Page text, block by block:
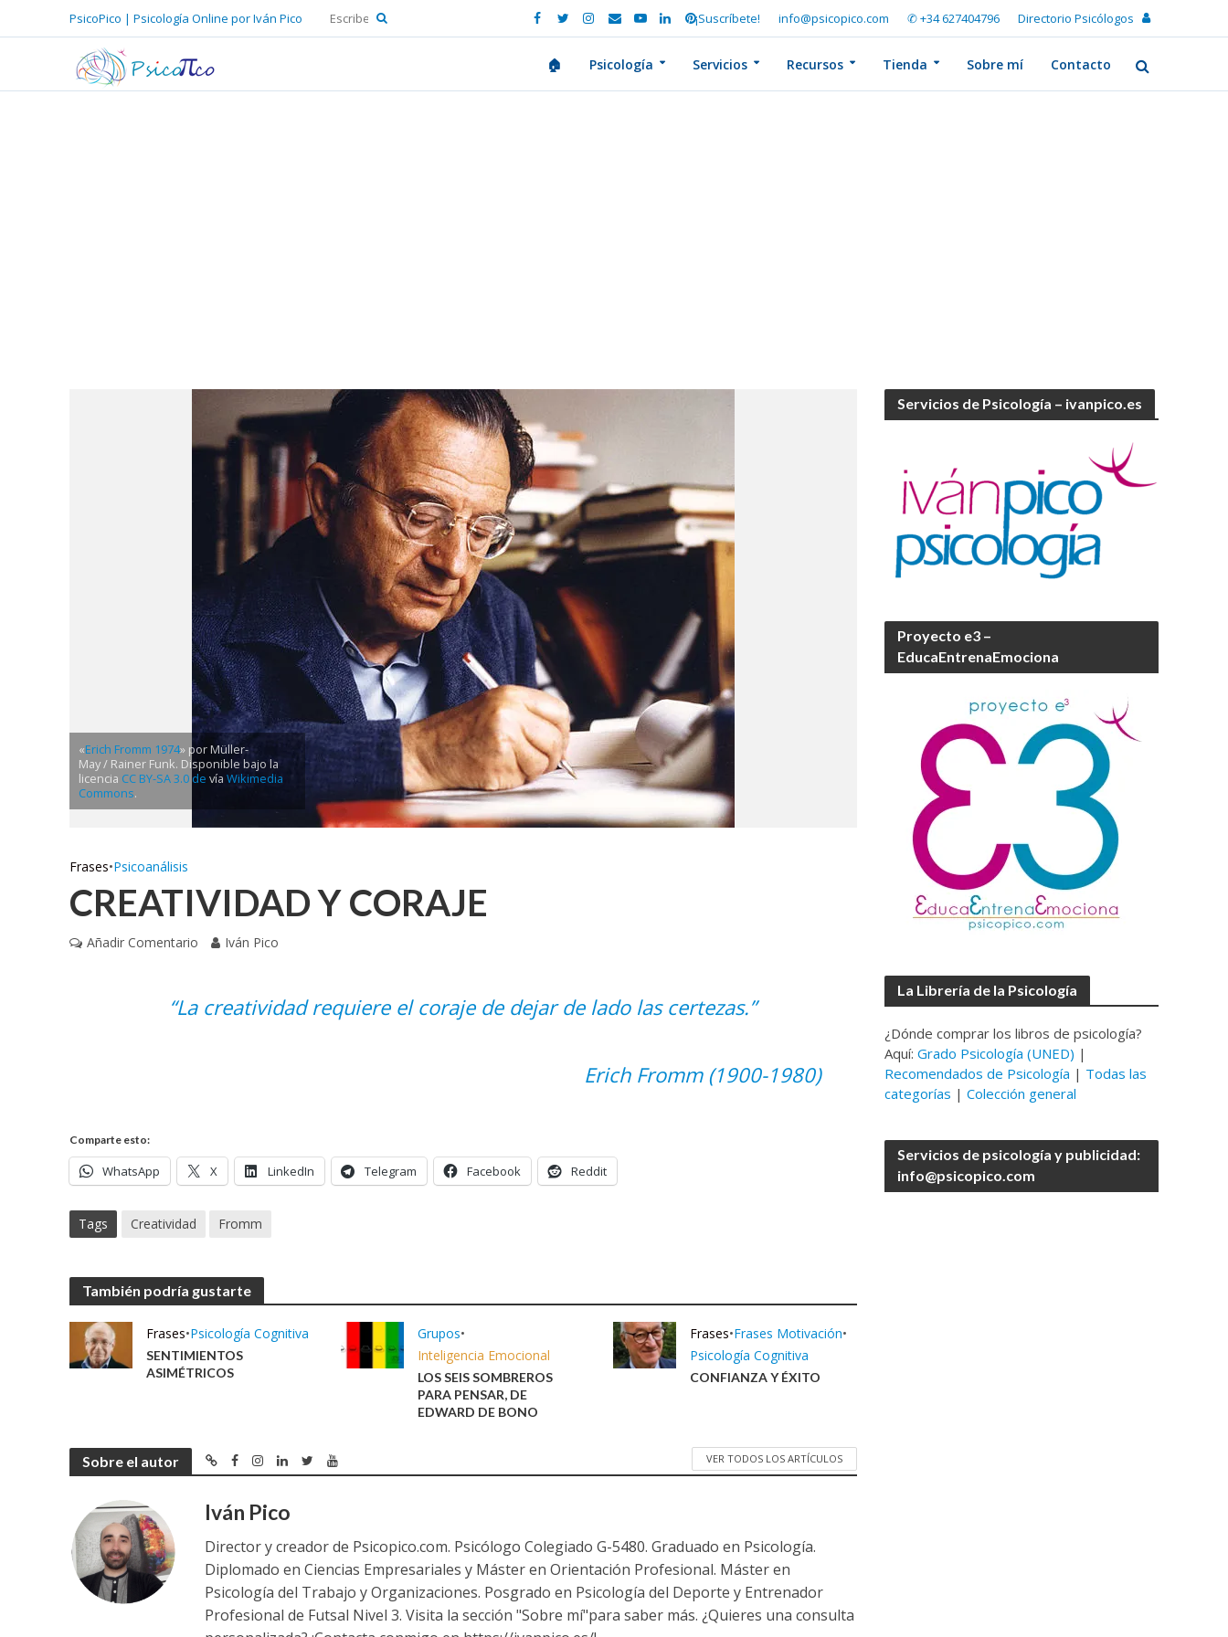
PsicoPico | Psicología Online por Iván Pico ¡Suscríbete! info@psicopico.com ✆ +34 627404796 Directorio Psicólogos
🏠 Psicología Servicios Recursos Tienda Sobre mí Contacto
«Erich Fromm 1974» por Müller-
May / Rainer Funk. Disponible bajo la
licencia CC BY-SA 3.0 de vía Wikimedia
Commons.
Frases•Psicoanálisis
CREATIVIDAD Y CORAJE
Añadir Comentario Iván Pico
“La creatividad requiere el coraje de dejar de lado las certezas.”
Erich Fromm (1900-1980)
Comparte esto:
WhatsApp X LinkedIn Telegram Facebook Reddit
Tags Creatividad Fromm
También podría gustarte
Frases•Psicología Cognitiva
SENTIMIENTOS
ASIMÉTRICOS
Grupos•
Inteligencia Emocional
LOS SEIS SOMBREROS
PARA PENSAR, DE
EDWARD DE BONO
Frases•Frases Motivación•
Psicología Cognitiva
CONFIANZA Y ÉXITO
Sobre el autor VER TODOS LOS ARTÍCULOS
Iván Pico
Director y creador de Psicopico.com. Psicólogo Colegiado G-5480. Graduado en Psicología.
Diplomado en Ciencias Empresariales y Máster en Orientación Profesional. Máster en
Psicología del Trabajo y Organizaciones. Posgrado en Psicología del Deporte y Entrenador
Profesional de Futsal Nivel 3. Visita la sección "Sobre mí"para saber más. ¿Quieres una consulta
Servicios de Psicología – ivanpico.es
Proyecto e3 –
EducaEntrenaEmociona
La Librería de la Psicología
¿Dónde comprar los libros de psicología?
Aquí:Grado Psicología (UNED) |
Recomendados de Psicología | Todas las
categorías |Colección general
Servicios de psicología y publicidad:
info@psicopico.com